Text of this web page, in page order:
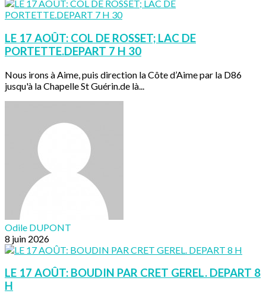
LE 17 AOÛT: COL DE ROSSET; LAC DE
PORTETTE.DEPART 7 H 30
Nous irons à Aime, puis direction la Côte d’Aime par la D86
jusqu'à la Chapelle St Guérin.de là...
Odile DUPONT
8 juin 2026
LE 17 AOÛT: BOUDIN PAR CRET GEREL. DEPART 8
H